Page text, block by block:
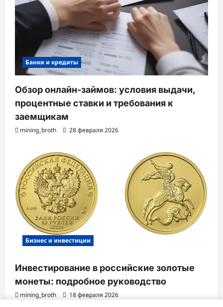
Банки и кредиты
Обзор онлайн-займов: условия выдачи,
процентные ставки и требования к
заемщикам
mining_broth 28 февраля 2026
Бизнес и инвестиции
Инвестирование в российские золотые
монеты: подробное руководство
mining_broth 18 февраля 2026